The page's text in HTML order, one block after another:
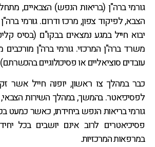
גורמי ברה"ן (בריאות הנפש) הצבאיים,
הצבא, לפיקוד צפון, מרכז ודרום. גורמי
יבוא חייל במגע נמצאים בבקו"ם (בסיס
משרד ברה"ן המרכזי. גורמי ברה"ן
עובדים סוציאליים או פסיכולוגיים
כבר במהלך צו ראשון, יופנה חייל אשר
לפסיכיאטר. בהמשך, במהלך השירות הצבאי,
גורמי בריאות הנפש ביחידתו, כאשר כמעט
פסיכיאטרים לרוב אינם יושבים בכל
במרפאות המרכזיות.